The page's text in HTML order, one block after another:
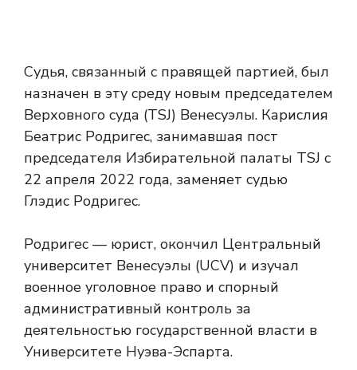
Судья, связанный с правящей партией, был
назначен в эту среду новым председателем
Верховного суда (TSJ) Венесуэлы. Карислия
Беатрис Родригес, занимавшая пост
председателя Избирательной палаты TSJ с
22 апреля 2022 года, заменяет судью
Глэдис Родригес.
Родригес — юрист, окончил Центральный
университет Венесуэлы (UCV) и изучал
военное уголовное право и спорный
административный контроль за
деятельностью государственной власти в
Университете Нуэва-Эспарта.